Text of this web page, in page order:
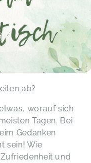
ab?
worauf sich
Tagen. Bei
Gedanken
sein! Wie
und